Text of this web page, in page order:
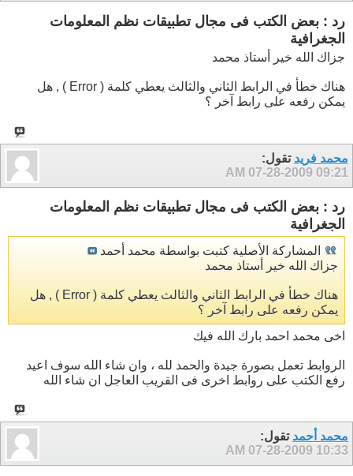
رد : بعض الكتب فى مجال تطبيقات نظم المعلومات
الجغرافية
جزاك الله خير أستاذ محمد
هناك خطأ في الرابط الثاني والثالث يعطي كلمة ( Error ) , هل
يمكن رفعه على رابط آخر ؟
محمد فريد تقول:
07-28-2009 09:21 AM
رد : بعض الكتب فى مجال تطبيقات نظم المعلومات
الجغرافية
المشاركة الأصلية كتبت بواسطة محمد أحمد
جزاك الله خير أستاذ محمد
هناك خطأ في الرابط الثاني والثالث يعطي كلمة ( Error ) , هل
يمكن رفعه على رابط آخر ؟
اخى محمد احمد بارك الله فيك
الروابط تعمل بصورة جيدة والحمد لله ، وان شاء الله سوف اعيد
رفع الكتب على روابط اخرى فى القريب العاجل ان شاء الله
محمد أحمد تقول:
07-28-2009 10:33 AM